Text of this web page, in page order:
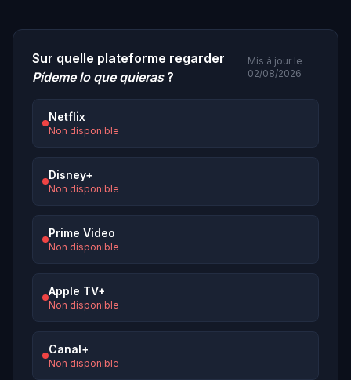
Sur quelle plateforme regarder
Pídeme lo que quieras?
Mis à jour le
02/08/2026
Netflix
Non disponible
Disney+
Non disponible
Prime Video
Non disponible
Apple TV+
Non disponible
Canal+
Non disponible